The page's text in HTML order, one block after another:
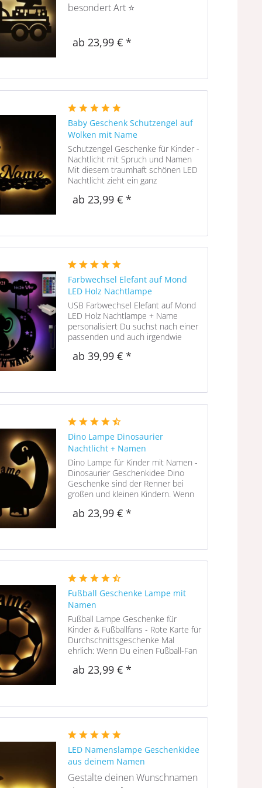
besondert Art ⭐
konfigurieren ⭐
ab 23,99 € *
Baby Geschenk Schutzengel auf
Wolken mit Name
Schutzengel Geschenke für Kinder -
Nachtlicht mit Spruch und Namen
Mit diesem traumhaft schönen LED
Nachtlicht zieht ein ganz
Kinderzimmer ein. Der filigran
ab 23,99 € *
Farbwechsel Elefant auf Mond
LED Holz Nachtlampe
USB Farbwechsel Elefant auf Mond
LED Holz Nachtlampe + Name
personalisiert Du suchst nach einer
passenden und auch irgendwie
Nachtlampe ? Dies ist garantiert
ab 39,99 € *
Dino Lampe Dinosaurier
Nachtlicht + Namen
Dino Lampe für Kinder mit Namen -
Dinosaurier Geschenkidee Dino
Geschenke sind der Renner bei
großen und kleinen Kindern. Wenn
Kinderzimmer einzieht, ist die
ab 23,99 € *
Fußball Geschenke Lampe mit
Namen
Fußball Lampe Geschenke für
Kinder & Fußballfans - Rote Karte für
Durchschnittsgeschenke Mal
ehrlich: Wenn Du einen Fußball-Fan
denkst Du dann zuerst? An einen
ab 23,99 € *
LED Namenslampe Geschenkidee
aus deinem Namen
Gestalte deinen Wunschnamen